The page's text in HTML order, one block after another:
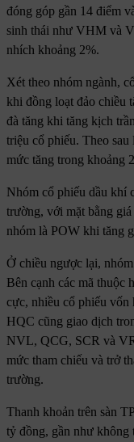
đóng góp gần 14 điểm
sinh thái như VHM và
nhích khoảng 2%.
Xét theo nhóm ngành,
khi đồng loạt đảo chiều
đà tăng khi tăng kịch
triệu cổ phiếu. Theo
mức tăng trong khoảng
Nhóm cổ phiếu dầu khí
trường, với mặt bằng
nhóm là POW khi tăng
Ở chiều ngược lại,
Bên cạnh các mã thuộc
cực, nhiều cổ phiếu
HQC cũng giao dịch
NVL, QCG, SCR và
mức tham chiếu và trở
trường.
Thanh khoản trên sàn
tỷ đồng, gần như không